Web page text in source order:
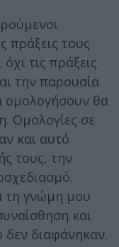
πράξεις τους
τις πράξεις
την παρουσία
ομολογήσουν θα
Ομολογίες σε
και αυτό
τους, την
τη γνώμη μου
και
δεν διαφάνηκαν.